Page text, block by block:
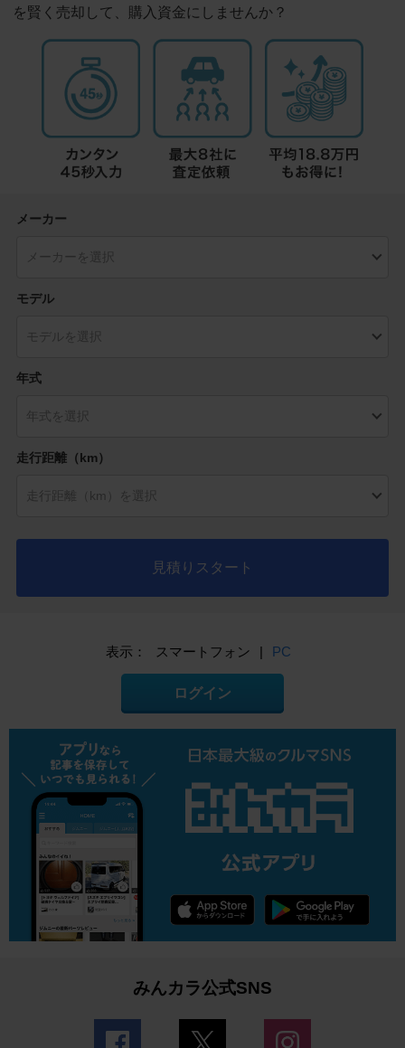
を賢く売却して、購入資金にしませんか？
メーカー
モデル
年式
走行距離（km）
見積りスタート
表示： スマートフォン PC
ログイン
みんカラ公式SNS